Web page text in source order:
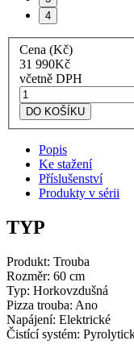
4
Cena (Kč)
31 990Kč
včetně DPH
Smeg
Pyrolytická
multifunkční
SFP805PO
Colonial
krémová
množství
DO KOŠÍKU
Popis
Ke stažení
Příslušenství
Produkty v sérii
TYP
Produkt: Trouba
Rozměr: 60 cm
Typ: Horkovzdušná
Pizza trouba: Ano
Napájení: Elektrické
Čistící systém: